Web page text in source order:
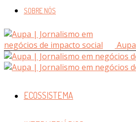
SOBRE NÓS
Aupa
ECOSSISTEMA